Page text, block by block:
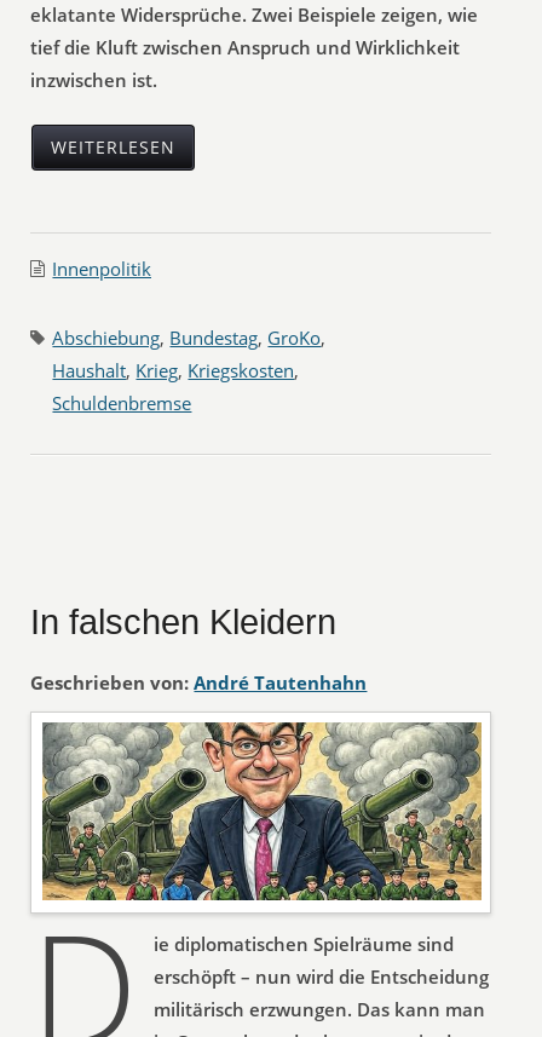
eklatante Widersprüche. Zwei Beispiele zeigen, wie
tief die Kluft zwischen Anspruch und Wirklichkeit
inzwischen ist.
WEITERLESEN
Innenpolitik
Abschiebung, Bundestag, GroKo,
Haushalt, Krieg, Kriegskosten,
Schuldenbremse
In falschen Kleidern
Geschrieben von: André Tautenhahn
D
ie diplomatischen Spielräume sind
erschöpft – nun wird die Entscheidung
militärisch erzwungen. Das kann man